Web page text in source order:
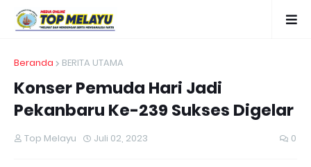
Beranda BERITA UTAMA
Konser Pemuda Hari Jadi
Pekanbaru Ke-239 Sukses Digelar
Top Melayu Juli 02, 2023 0